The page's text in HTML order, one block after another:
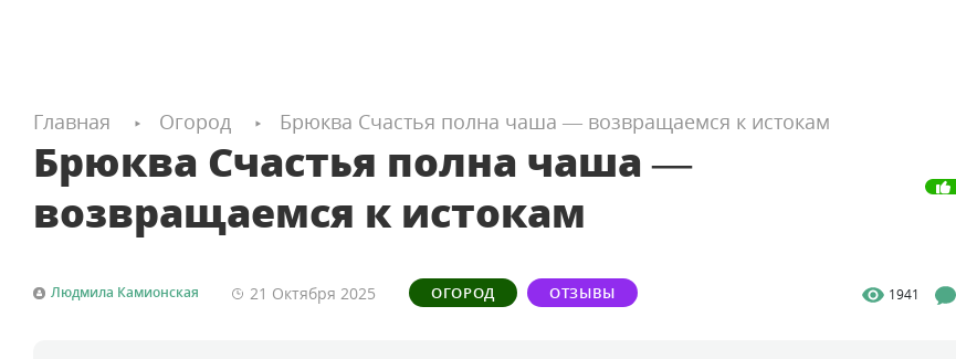
Главная Огород Брюква Счастья полна чаша — возвращаемся к истокам
Брюква Счастья полна чаша —
возвращаемся к истокам
Людмила Камионская 21 Октября 2025 ОГОРОД ОТЗЫВЫ 1941